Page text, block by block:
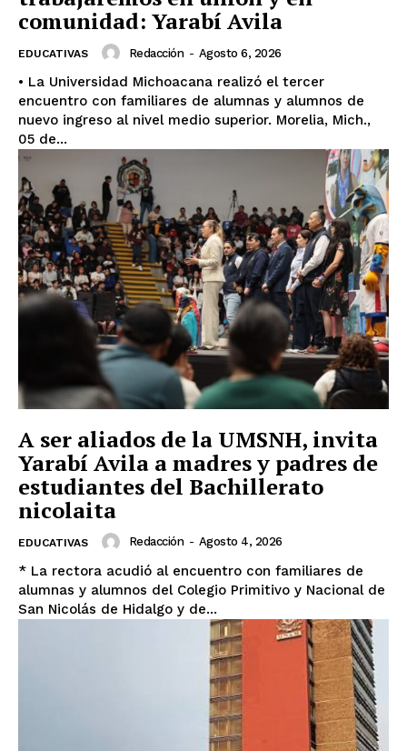
comunidad: Yarabí Avila
EDUCATIVAS Redacción - Agosto 6, 2026
• La Universidad Michoacana realizó el tercer
encuentro con familiares de alumnas y alumnos de
nuevo ingreso al nivel medio superior. Morelia, Mich.,
05 de...
A ser aliados de la UMSNH, invita
Yarabí Avila a madres y padres de
estudiantes del Bachillerato
nicolaita
EDUCATIVAS Redacción - Agosto 4, 2026
* La rectora acudió al encuentro con familiares de
alumnas y alumnos del Colegio Primitivo y Nacional de
San Nicolás de Hidalgo y de...